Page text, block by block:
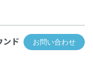
ンド
お問い合わせ